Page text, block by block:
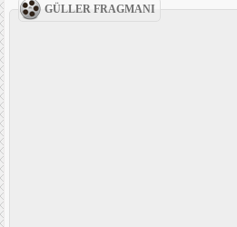
GÜLLER FRAGMANI